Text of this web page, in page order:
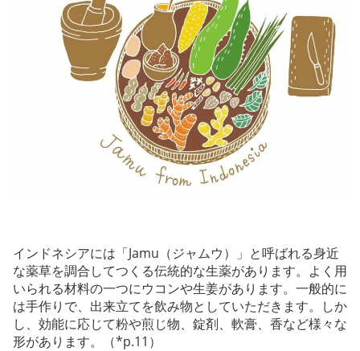
インドネシアには「Jamu（ジャムウ）」と呼ばれる身近
な薬草を調合してつくる伝統的な生薬があります。よく用
いられる材料の一つにウコンや生姜があります。一般的に
は手作りで、出来立てを飲み物としていただきます。しか
し、効能に応じて粉や煎じ物、錠剤、軟膏、香など様々な
形があります。（*p.11）